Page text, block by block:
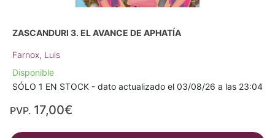
ZASCANDURI 3. EL AVANCE DE APHATÍA
Farnox, Luis
Disponible
SÓLO 1 EN STOCK - dato actualizado el 03/08/26 a las 23:04
PVP. 17,00€